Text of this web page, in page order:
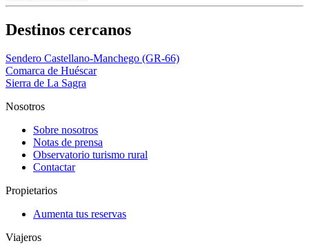
Destinos cercanos
Sendero Castellano-Manchego (GR-66)
Comarca de Huéscar
Sierra de La Sagra
Nosotros
Sobre nosotros
Notas de prensa
Observatorio turismo rural
Contactar
Propietarios
Aumenta tus reservas
Viajeros